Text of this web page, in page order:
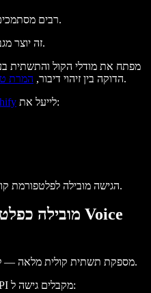
ספקי Voice AI רבים מסתמכים על מודלים חיצוניים.
זה יוצר מגבלות בביצועים, מחירים ופיתוח עתידי.
הדוקה בין זיהוי דיבור, המרת
ואינטראקציה בזמן אמת.
לייעל את:
הגישה מובילה לפלטפורמת קול אמינה יותר משירותים לא מחוברים.
Speechify מספקת תשתית קולית מלאה — לא רק תכונות קול נפרדות.
API מקבלים גישה ל: